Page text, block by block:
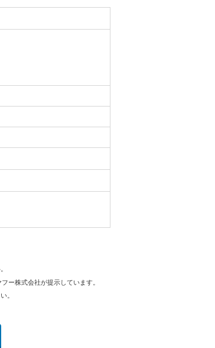
ー株式会社が提示しています。
。